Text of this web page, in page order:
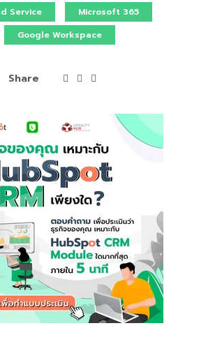
Service
Microsoft 365
Google Workspace
Share